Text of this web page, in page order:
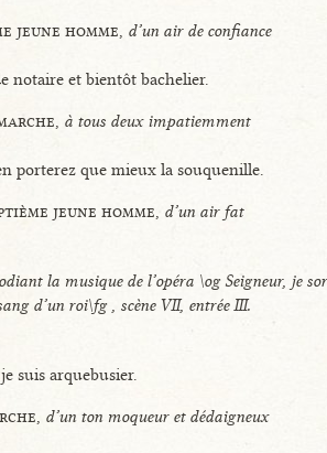
jeune homme, d’un air de confiance
notaire et bientôt bachelier.
à tous deux impatiemment
porterez que mieux la souquenille.
jeune homme, d’un air fat
la musique de l’opéra \og Seigneur, je
d’un roi\fg , scène VII, entrée III.
suis arquebusier.
d’un ton moqueur et dédaigneux